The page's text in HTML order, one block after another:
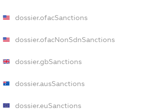
dossier.ofacSanctions
dossier.ofacNonSdnSanctions
dossier.gbSanctions
dossier.ausSanctions
dossier.euSanctions